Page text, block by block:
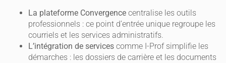
La plateforme Convergence centralise les outils
professionnels : ce point d’entrée unique regroupe les
courriels et les services administratifs.
L’intégration de services comme I-Prof simplifie les
démarches : les dossiers de carrière et les documents